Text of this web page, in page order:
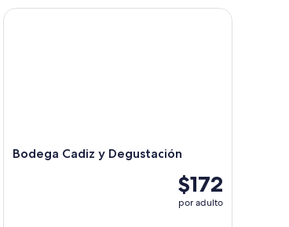
de Doñana desde Sevilla
Bodega Cadiz y Degustación
$172
por adulto
Bodega Cadiz y Degustación